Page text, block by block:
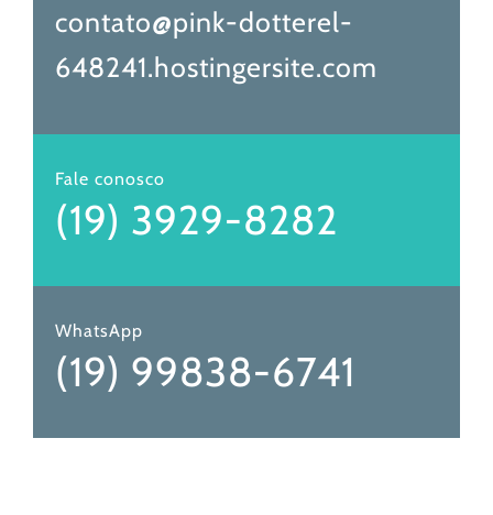
contato@pink-dotterel-
648241.hostingersite.com
Fale conosco
(19) 3929-8282
WhatsApp
(19) 99838-6741